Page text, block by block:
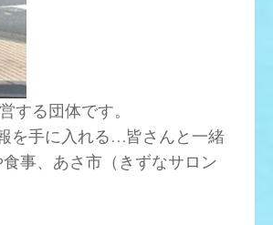
する団体です。
を手に入れる…皆さんと一緒
事、あさ市（きずなサロン